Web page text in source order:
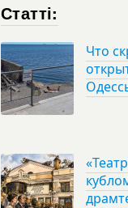
Статті:
Что